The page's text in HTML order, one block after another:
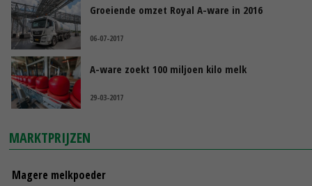
Groeiende omzet Royal A-ware in 2016
06-07-2017
A-ware zoekt 100 miljoen kilo melk
29-03-2017
MARKTPRIJZEN
Magere melkpoeder